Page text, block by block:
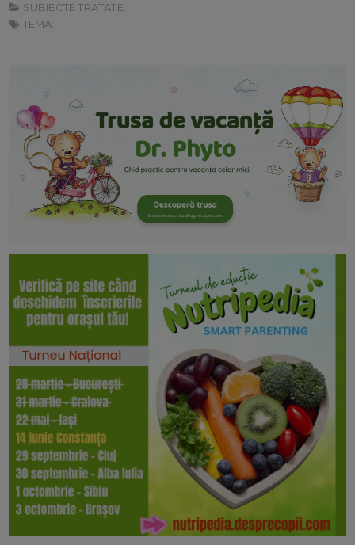
SUBIECTE TRATATE:
TEMA: